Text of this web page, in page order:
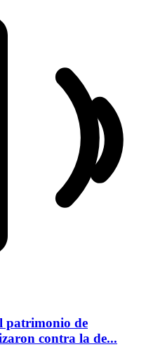
patrimonio de
contra la de...